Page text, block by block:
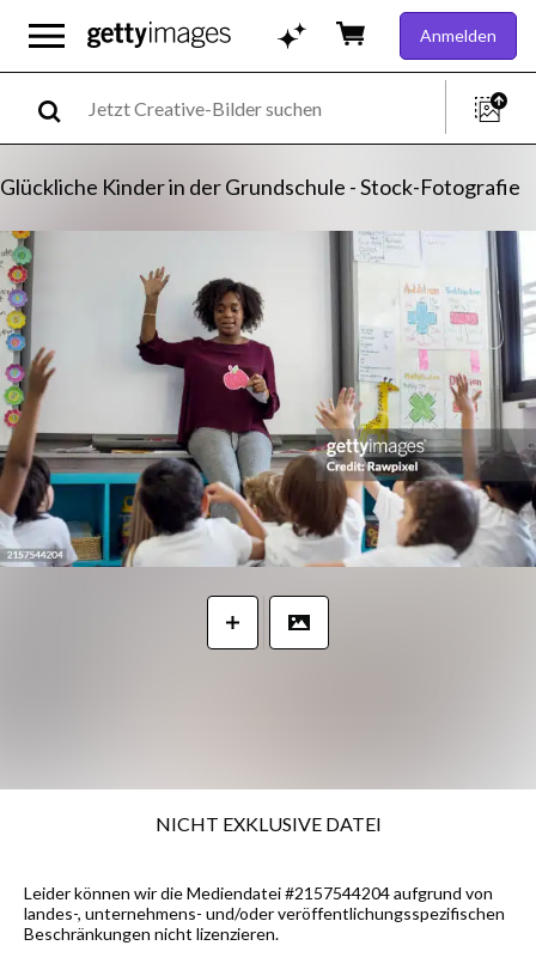
Anmelden
Glückliche Kinder in der Grundschule - Stock-Fotografie
NICHT EXKLUSIVE DATEI
Leider können wir die Mediendatei #2157544204 aufgrund von
landes-, unternehmens- und/oder veröffentlichungsspezifischen
Beschränkungen nicht lizenzieren.